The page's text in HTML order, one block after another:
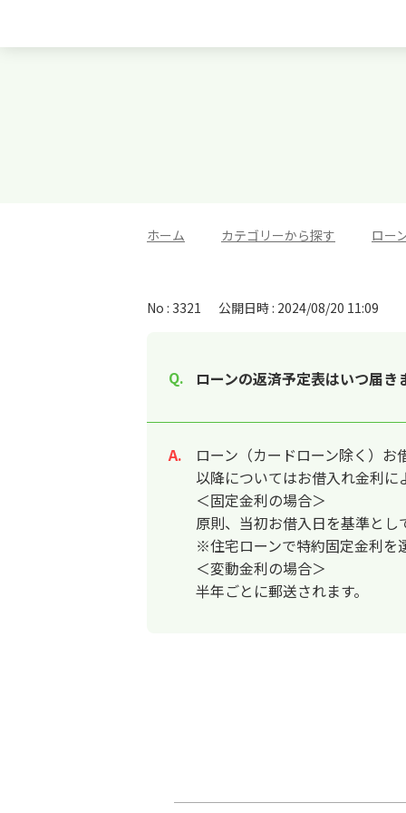
ホーム カテゴリーから探す ロー
No : 3321 公開日時 : 2024/08/20 11:09
ローンの返済予定表はいつ届き
回答
ローン（カードローン除く）
以降についてはお借入れ金利に
＜固定金利の場合＞
原則、当初お借入日を基準とし
※住宅ローンで特約固定金利を
＜変動金利の場合＞
半年ごとに郵送されます。